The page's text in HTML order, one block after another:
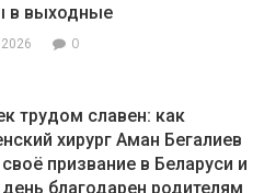
в выходные
0
трудом славен: как
хирург Аман Бегалиев
призвание в Беларуси и
благодарен родителям